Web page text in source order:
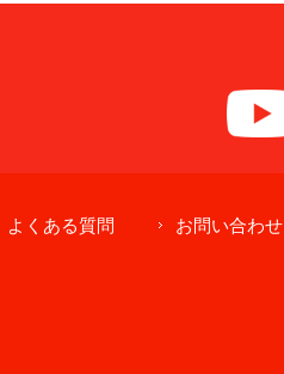
よくある質問 お問い合わせ